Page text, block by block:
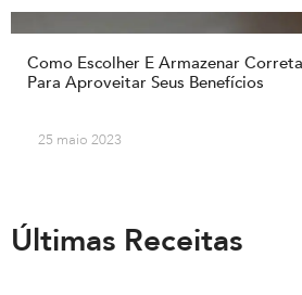
Como Escolher E Armazenar
Para Aproveitar Seus Benefícios
25 maio 2023
Últimas Receitas